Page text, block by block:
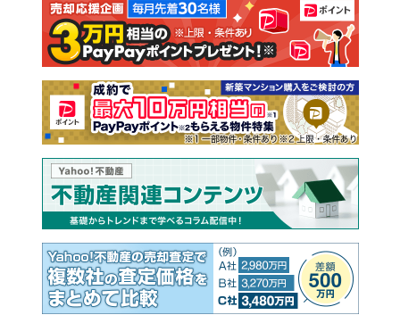
注文住宅 土地
売却査定